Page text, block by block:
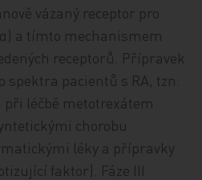
vázaný receptor pro
a tímto mechanismem
receptorů. Přípravek
spektra pacientů s RA, tzn.
léčbě metotrexátem
chorobu
léky a přípravky
faktor). Fáze III